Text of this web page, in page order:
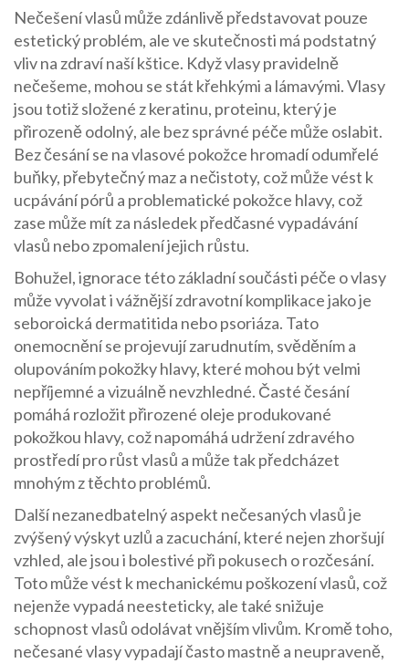
Nečešení vlasů může zdánlivě představovat pouze
estetický problém, ale ve skutečnosti má podstatný
vliv na zdraví naší kštice. Když vlasy pravidelně
nečešeme, mohou se stát křehkými a lámavými. Vlasy
jsou totiž složené z keratinu, proteinu, který je
přirozeně odolný, ale bez správné péče může oslabit.
Bez česání se na vlasové pokožce hromadí odumřelé
buňky, přebytečný maz a nečistoty, což může vést k
ucpávání pórů a problematické pokožce hlavy, což
zase může mít za následek předčasné vypadávání
vlasů nebo zpomalení jejich růstu.
Bohužel, ignorace této základní součásti péče o vlasy
může vyvolat i vážnější zdravotní komplikace jako je
seboroická dermatitida nebo psoriáza. Tato
onemocnění se projevují zarudnutím, svěděním a
olupováním pokožky hlavy, které mohou být velmi
nepříjemné a vizuálně nevzhledné. Časté česání
pomáhá rozložit přirozené oleje produkované
pokožkou hlavy, což napomáhá udržení zdravého
prostředí pro růst vlasů a může tak předcházet
mnohým z těchto problémů.
Další nezanedbatelný aspekt nečesaných vlasů je
zvýšený výskyt uzlů a zacuchání, které nejen zhoršují
vzhled, ale jsou i bolestivé při pokusech o rozčesání.
Toto může vést k mechanickému poškození vlasů, což
nejenže vypadá neesteticky, ale také snižuje
schopnost vlasů odolávat vnějším vlivům. Kromě toho,
nečesané vlasy vypadají často mastně a neupraveně,